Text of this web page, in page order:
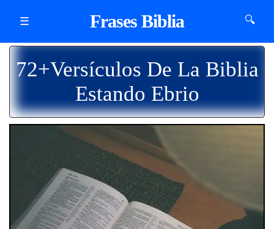
☰ Frases Biblia 🔍
72+Versículos De La Biblia
Estando Ebrio